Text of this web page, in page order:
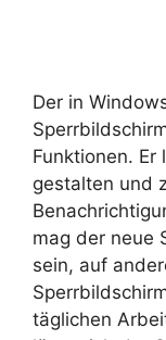
Der in
Funktionen.
gestalten und
mag der neue
sein, auf
täglichen